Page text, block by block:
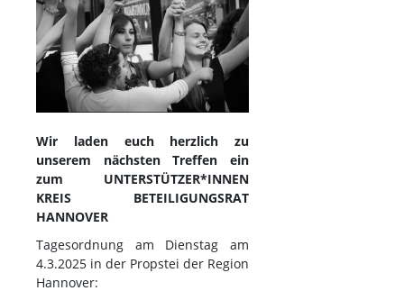
Wir laden euch herzlich zu
unserem nächsten Treffen ein
zum UNTERSTÜTZER*INNEN
KREIS BETEILIGUNGSRAT
HANNOVER
Tagesordnung am Dienstag am
4.3.2025 in der Propstei der Region
Hannover: